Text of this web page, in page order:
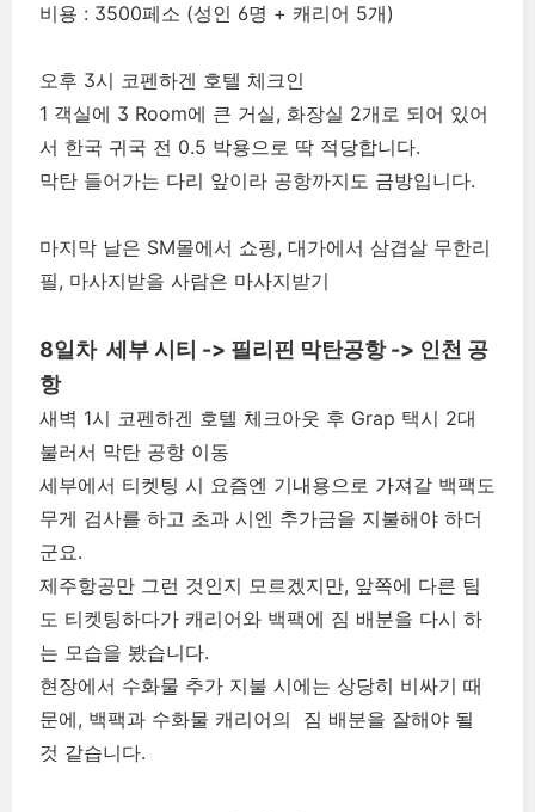
비용 : 3500페소 (성인 6명 + 캐리어 5개)
오후 3시 코펜하겐 호텔 체크인
1 객실에 3 Room에 큰 거실, 화장실 2개로 되어 있어
서 한국 귀국 전 0.5 박용으로 딱 적당합니다.
막탄 들어가는 다리 앞이라 공항까지도 금방입니다.
마지막 날은 SM몰에서 쇼핑, 대가에서 삼겹살 무한리
필, 마사지받을 사람은 마사지받기
8일차 세부 시티 -> 필리핀 막탄공항 -> 인천 공
항
새벽 1시 코펜하겐 호텔 체크아웃 후 Grap 택시 2대
불러서 막탄 공항 이동
세부에서 티켓팅 시 요즘엔 기내용으로 가져갈 백팩도
무게 검사를 하고 초과 시엔 추가금을 지불해야 하더
군요.
제주항공만 그런 것인지 모르겠지만, 앞쪽에 다른 팀
도 티켓팅하다가 캐리어와 백팩에 짐 배분을 다시 하
는 모습을 봤습니다.
현장에서 수화물 추가 지불 시에는 상당히 비싸기 때
문에, 백팩과 수화물 캐리어의 짐 배분을 잘해야 될
것 같습니다.